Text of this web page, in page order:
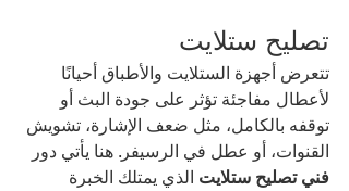
تصليح ستلايت
تتعرض أجهزة الستلايت والأطباق أحيانًا
لأعطال مفاجئة تؤثر على جودة البث أو
توقفه بالكامل، مثل ضعف الإشارة، تشويش
القنوات، أو عطل في الرسيفر. هنا يأتي دور
فني تصليح ستلايت الذي يمتلك الخبرة